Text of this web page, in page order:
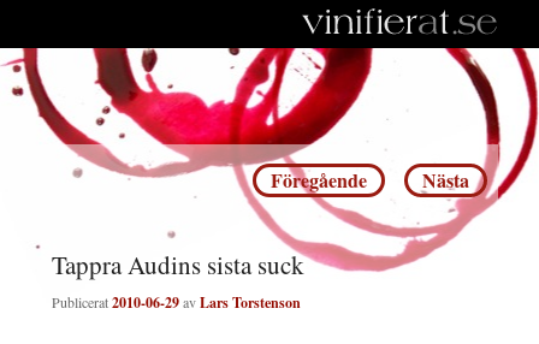
Inläggsnavigering
Föregående Nästa
Tappra Audins sista suck
Publicerat2010-06-29avLars Torstenson